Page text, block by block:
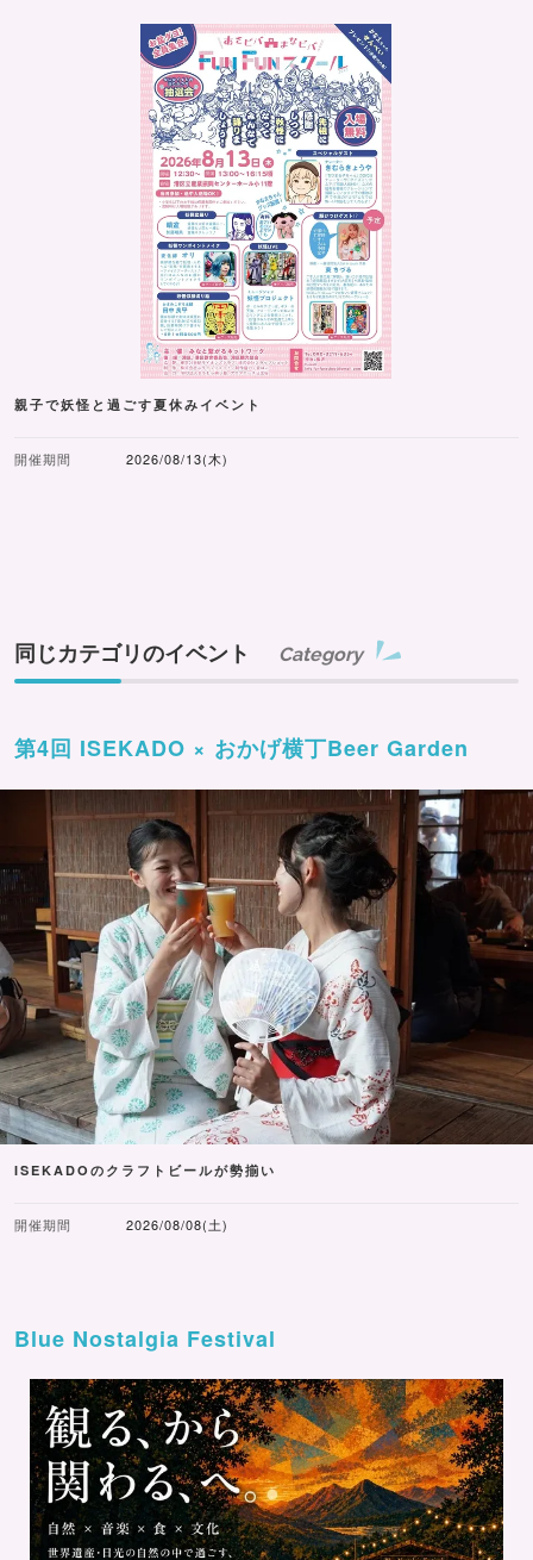
親子で妖怪と過ごす夏休みイベント
開催期間 2026/08/13(木)
同じカテゴリのイベント Category
第4回 ISEKADO × おかげ横丁Beer Garden
ISEKADOのクラフトビールが勢揃い
開催期間 2026/08/08(土)
Blue Nostalgia Festival